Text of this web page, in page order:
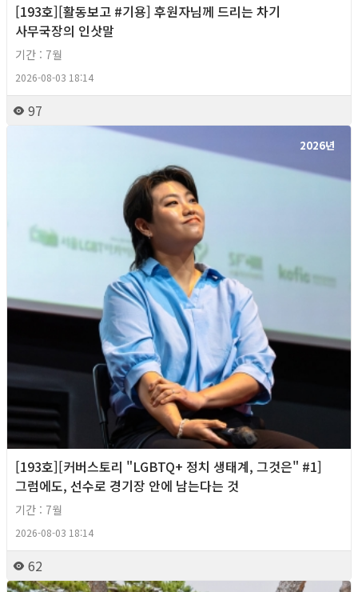
[193호][활동보고 #기용] 후원자님께 드리는 차기
사무국장의 인삿말
기간 : 7월
2026-08-03 18:14
97
2026년
[193호][커버스토리 "LGBTQ+ 정치 생태계, 그것은" #1]
그럼에도, 선수로 경기장 안에 남는다는 것
기간 : 7월
2026-08-03 18:14
62